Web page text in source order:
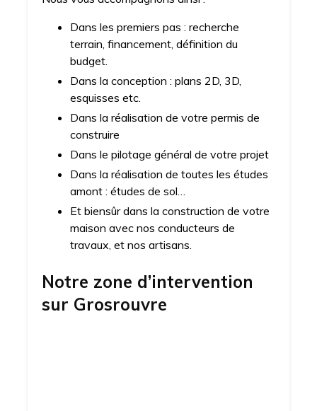
Dans les premiers pas : recherche
terrain, financement, définition du
budget.
Dans la conception : plans 2D, 3D,
esquisses etc.
Dans la réalisation de votre permis de
construire
Dans le pilotage général de votre projet
Dans la réalisation de toutes les études
amont : études de sol…
Et biensûr dans la construction de votre
maison avec nos conducteurs de
travaux, et nos artisans.
Notre zone d’intervention
sur Grosrouvre